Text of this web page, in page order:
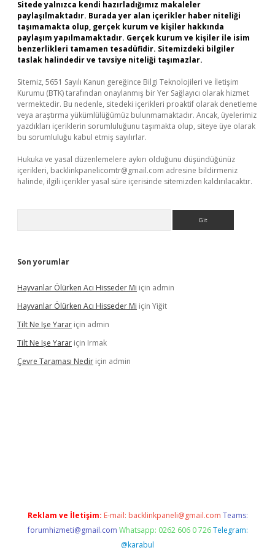
Sitede yalnızca kendi hazırladığımız makaleler
paylaşılmaktadır. Burada yer alan içerikler haber niteliği
taşımamakta olup, gerçek kurum ve kişiler hakkında
paylaşım yapılmamaktadır. Gerçek kurum ve kişiler ile isim
benzerlikleri tamamen tesadüfidir. Sitemizdeki bilgiler
taslak halindedir ve tavsiye niteliği taşımazlar.
Sitemiz, 5651 Sayılı Kanun gereğince Bilgi Teknolojileri ve İletişim
Kurumu (BTK) tarafından onaylanmış bir Yer Sağlayıcı olarak hizmet
vermektedir. Bu nedenle, sitedeki içerikleri proaktif olarak denetleme
veya araştırma yükümlülüğümüz bulunmamaktadır. Ancak, üyelerimiz
yazdıkları içeriklerin sorumluluğunu taşımakta olup, siteye üye olarak
bu sorumluluğu kabul etmiş sayılırlar.
Hukuka ve yasal düzenlemelere aykırı olduğunu düşündüğünüz
içerikleri, backlinkpanelicomtr@gmail.com adresine bildirmeniz
halinde, ilgili içerikler yasal süre içerisinde sitemizden kaldırılacaktır.
Son yorumlar
Hayvanlar Ölürken Acı Hisseder Mi için admin
Hayvanlar Ölürken Acı Hisseder Mi için Yiğit
Tilt Ne Işe Yarar için admin
Tilt Ne Işe Yarar için Irmak
Çevre Taraması Nedir için admin
Reklam ve İletişim: E-mail: backlinkpaneli@gmail.com Teams:
forumhizmeti@gmail.com Whatsapp: 0262 606 0 726 Telegram:
@karabul